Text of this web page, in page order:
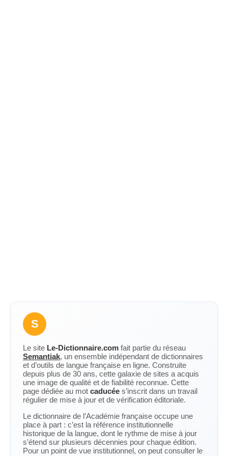
S
Le site Le-Dictionnaire.com fait partie du réseau
Semantiak, un ensemble indépendant de dictionnaires
et d’outils de langue française en ligne. Construite
depuis plus de 30 ans, cette galaxie de sites a acquis
une image de qualité et de fiabilité reconnue. Cette
page dédiée au mot caducée s’inscrit dans un travail
régulier de mise à jour et de vérification éditoriale.
Le dictionnaire de l’Académie française occupe une
place à part : c’est la référence institutionnelle
historique de la langue, dont le rythme de mise à jour
s’étend sur plusieurs décennies pour chaque édition.
Pour un point de vue institutionnel, on peut consulter le